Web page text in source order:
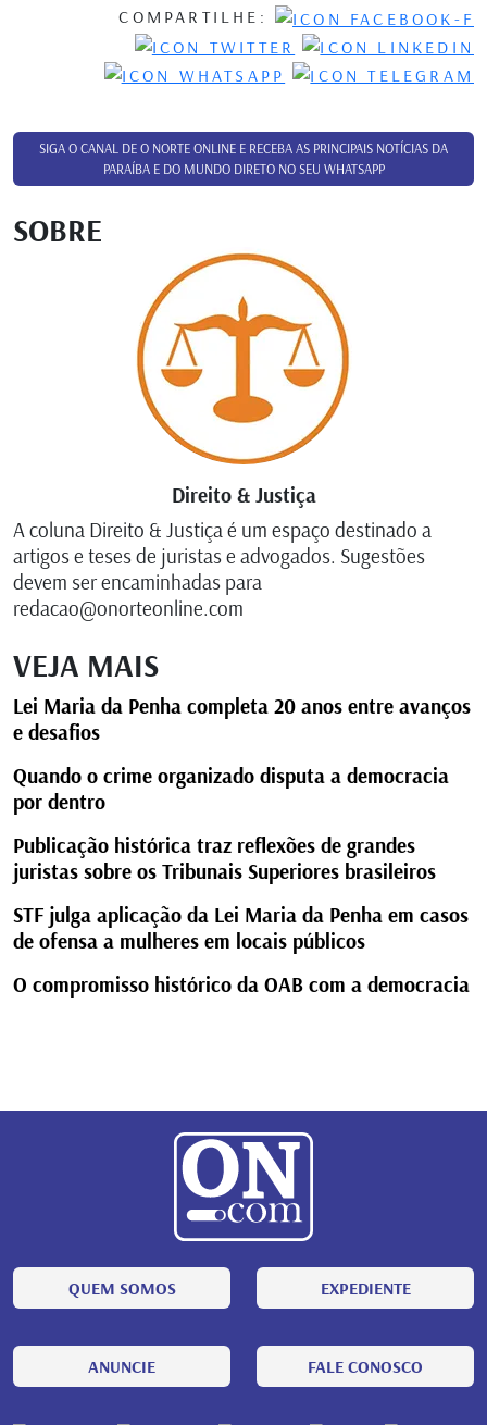
COMPARTILHE:
SIGA O CANAL DE O NORTE ONLINE E RECEBA AS PRINCIPAIS NOTÍCIAS DA
PARAÍBA E DO MUNDO DIRETO NO SEU WHATSAPP
SOBRE
Direito & Justiça
A coluna Direito & Justiça é um espaço destinado a
artigos e teses de juristas e advogados. Sugestões
devem ser encaminhadas para
redacao@onorteonline.com
VEJA MAIS
Lei Maria da Penha completa 20 anos entre avanços
e desafios
Quando o crime organizado disputa a democracia
por dentro
Publicação histórica traz reflexões de grandes
juristas sobre os Tribunais Superiores brasileiros
STF julga aplicação da Lei Maria da Penha em casos
de ofensa a mulheres em locais públicos
O compromisso histórico da OAB com a democracia
QUEM SOMOS EXPEDIENTE
ANUNCIE FALE CONOSCO